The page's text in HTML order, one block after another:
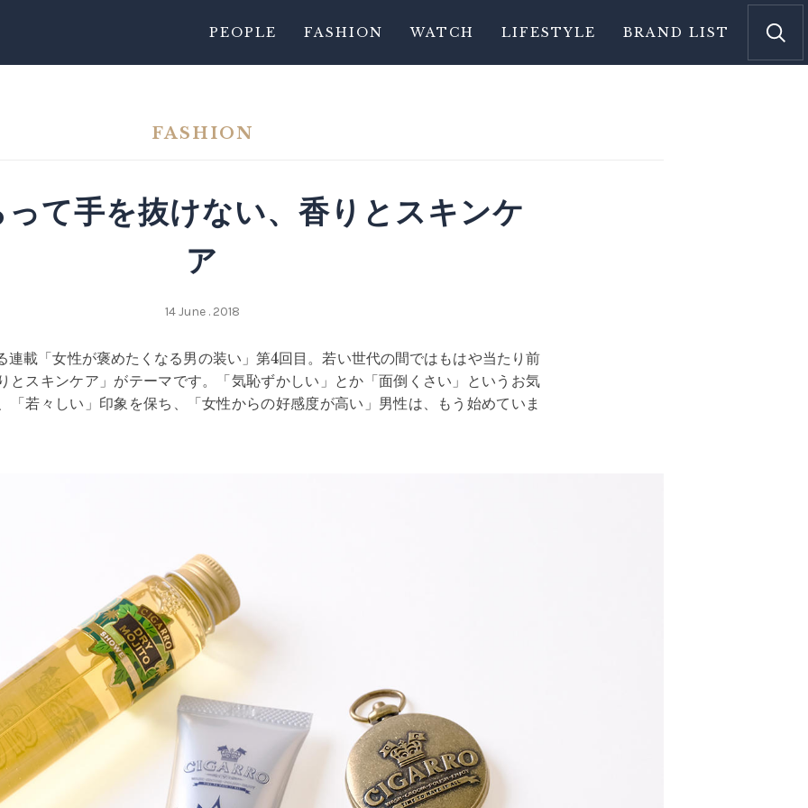
PEOPLE FASHION WATCH LIFESTYLE BRAND LIST
FASHION
て手を抜けない、香りとスキンケ
ア
14 June . 2018
連載「女性が褒めたくなる男の装い」第4回目。若い世代の間ではもはや当たり前
とスキンケア」がテーマです。「気恥ずかしい」とか「面倒くさい」というお気
「若々しい」印象を保ち、「女性からの好感度が高い」男性は、もう始めていま